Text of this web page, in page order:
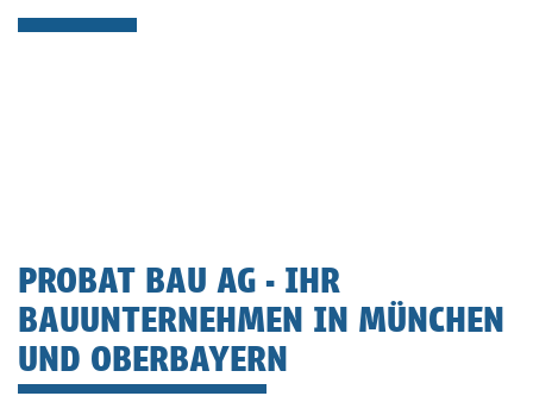
PROBAT BAU AG - IHR
BAUUNTERNEHMEN IN MÜNCHEN
UND OBERBAYERN